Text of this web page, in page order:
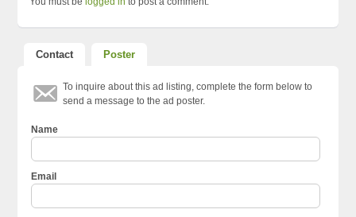
Contact Poster
To inquire about this ad listing, complete the form below to
send a message to the ad poster.
Name
Email